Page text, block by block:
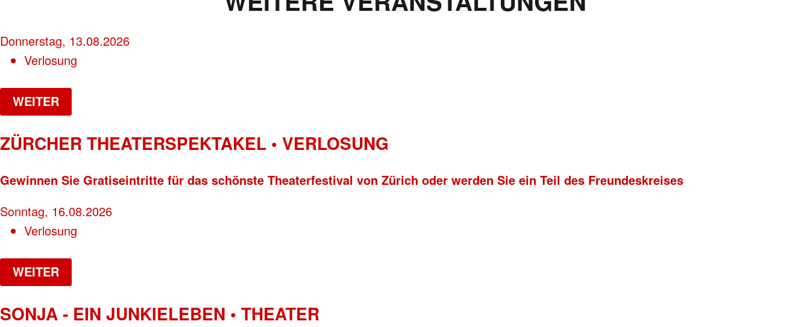
Donnerstag, 13.08.2026
Verlosung
WEITER
ZÜRCHER THEATERSPEKTAKEL • VERLOSUNG
Gewinnen Sie Gratiseintritte für das schönste Theaterfestival von Zürich oder werden Sie ein Teil des Freundeskreises
Sonntag, 16.08.2026
Verlosung
WEITER
SONJA - EIN JUNKIELEBEN • THEATER